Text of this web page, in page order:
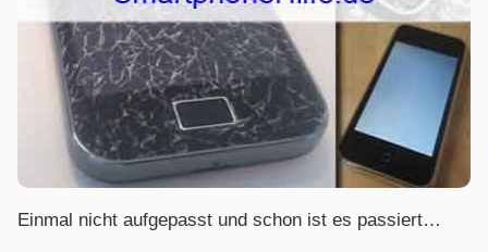
Einmal nicht aufgepasst und schon ist es passiert…